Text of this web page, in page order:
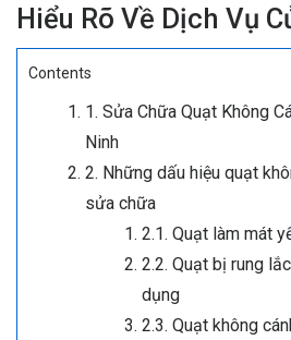
Hiểu Rõ Về Dịch Vụ
Contents
1. Sửa Chữa Quạt Không
Ninh
2. Những dấu hiệu quạt
sửa chữa
2.1. Quạt làm mát
2.2. Quạt bị rung
dụng
2.3. Quạt không